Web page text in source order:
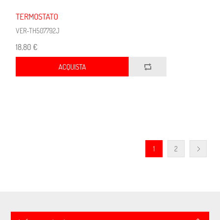
TERMOSTATO
VER-TH507792J
18,80 €
ACQUISTA
1 2